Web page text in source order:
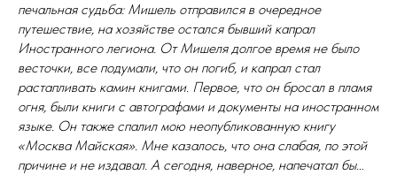
печальная судьба: Мишель отправился в очередное
путешествие, на хозяйстве остался бывший капрал
Иностранного легиона. От Мишеля долгое время не было
весточки, все подумали, что он погиб, и капрал стал
растапливать камин книгами. Первое, что он бросал в пламя
огня, были книги с автографами и документы на иностранном
языке. Он также спалил мою неопубликованную книгу
«Москва Майская». Мне казалось, что она слабая, по этой
причине и не издавал. А сегодня, наверное, напечатал бы…